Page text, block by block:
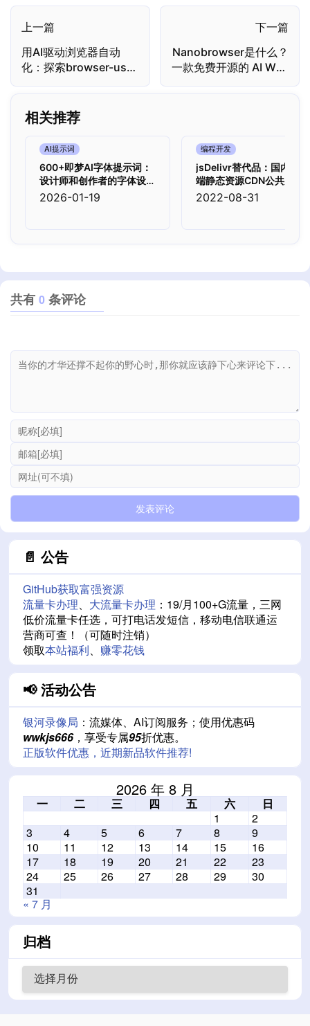
上一篇
用AI驱动浏览器自动
化：探索browser-use
下一篇
Nanobrowser是什么？
一款免费开源的 AI Web
相关推荐
AI提示词
600+即梦AI字体提示词：
设计师和创作者的字体设计
神器
2026-01-19
编程开发
jsDelivr替代品：国内外前
端静态资源CDN公共库大
全
2022-08-31
共有 0 条评论
📄 公告
GitHub获取富强资源
流量卡办理、 大流量卡办理 ：19/月100+G流量，三网
低价流量卡任选，可打电话发短信，移动电信联通运
营商可查！（可随时注销）
领取本站福利、 赚零花钱
📢 活动公告
银河录像局 ：流媒体、AI订阅服务；使用优惠码
wwkjs666，享受专属95折优惠。
正版软件优惠，近期新品软件推荐!
2026 年 8 月
一 二 三 四 五 六
日
1
2
3
4 5 6 7 8
9
10
11 12 13 14 15
16
17
18 19 20 21 22
23
24
25 26 27 28 29
30
31
« 7 月
归档